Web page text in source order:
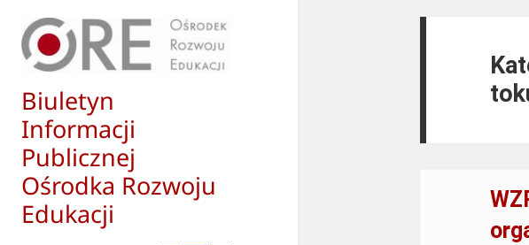
Biuletyn
Informacji
Publicznej
Ośrodka Rozwoju
Edukacji